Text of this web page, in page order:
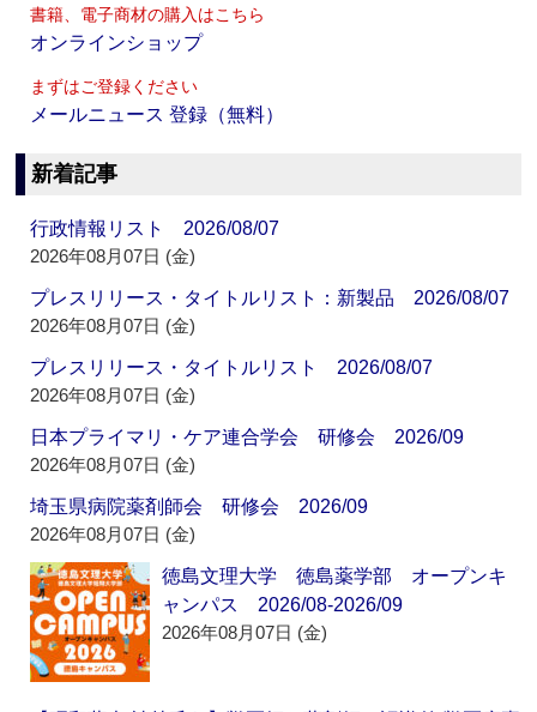
書籍、電子商材の購入はこちら
オンラインショップ
まずはご登録ください
メールニュース 登録（無料）
新着記事
行政情報リスト 2026/08/07
2026年08月07日 (金)
プレスリリース・タイトルリスト：新製品 2026/08/07
2026年08月07日 (金)
プレスリリース・タイトルリスト 2026/08/07
2026年08月07日 (金)
日本プライマリ・ケア連合学会 研修会 2026/09
2026年08月07日 (金)
埼玉県病院薬剤師会 研修会 2026/09
2026年08月07日 (金)
徳島文理大学 徳島薬学部 オープンキ
ャンパス 2026/08-2026/09
2026年08月07日 (金)